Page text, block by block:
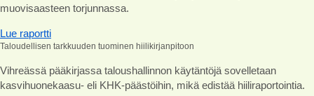
muovisaasteen torjunnassa.
Lue raportti
Taloudellisen tarkkuuden tuominen hiilikirjanpitoon
Vihreässä pääkirjassa taloushallinnon käytäntöjä sovelletaan
kasvihuonekaasu- eli KHK-päästöihin, mikä edistää hiiliraportointia.